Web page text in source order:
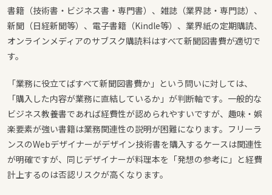
書籍（技術書・ビジネス書・専門書）、雑誌（業界誌・専門誌）、
新聞（日経新聞等）、電子書籍（Kindle等）、業界紙の定期購読、
オンラインメディアのサブスク購読料はすべて新聞図書費が適切で
す。
「業務に役立てばすべて新聞図書費か」という問いに対しては、
「購入した内容が業務に直結しているか」が判断軸です。一般的な
ビジネス教養書であれば経費性が認められやすいですが、趣味・娯
楽要素が強い書籍は業務関連性の説明が困難になります。フリーラ
ンスのWebデザイナーがデザイン技術書を購入するケースは関連性
が明確ですが、同じデザイナーが料理本を「発想の参考に」と経費
計上するのは否認リスクが高くなります。